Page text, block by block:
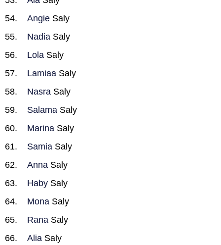
Angie Saly
Nadia Saly
Lola Saly
Lamiaa Saly
Nasra Saly
Salama Saly
Marina Saly
Samia Saly
Anna Saly
Haby Saly
Mona Saly
Rana Saly
Alia Saly